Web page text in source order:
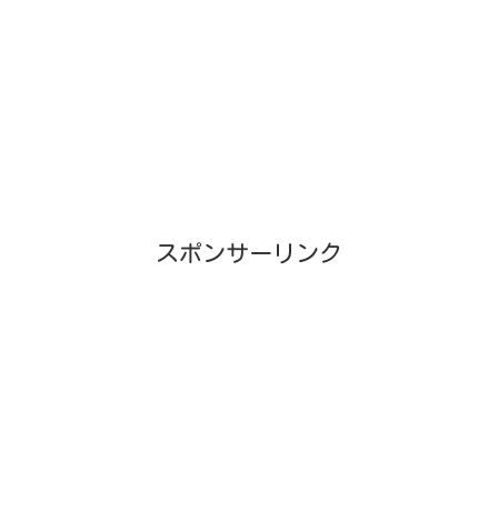
スポンサーリンク